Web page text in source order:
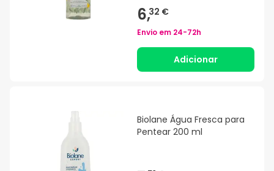
6,32 €
Envio em 24-72h
Adicionar
Biolane Água Fresca para
Pentear 200 ml